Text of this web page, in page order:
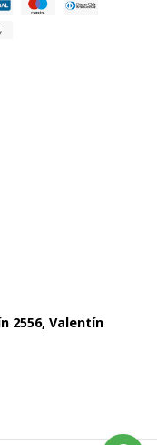
2556, Valentín